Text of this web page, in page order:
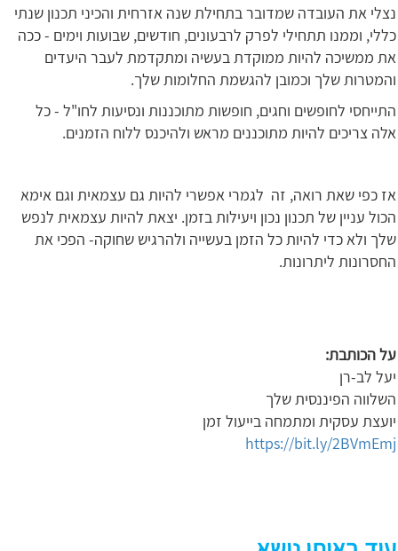
נצלי את העובדה שמדובר בתחילת שנה אזרחית והכיני תכנון שנתי
כללי, וממנו תתחילי לפרק לרבעונים, חודשים, שבועות וימים - ככה
את ממשיכה להיות ממוקדת בעשיה ומתקדמת לעבר היעדים
והמטרות שלך וכמובן להגשמת החלומות שלך.
התייחסי לחופשים וחגים, חופשות מתוכננות ונסיעות לחו"ל - כל
אלה צריכים להיות מתוכננים מראש ולהיכנס ללוח הזמנים.
אז כפי שאת רואה, זה לגמרי אפשרי להיות גם עצמאית וגם אימא
הכול עניין של תכנון נכון ויעילות בזמן. יצאת להיות עצמאית לנפש
שלך ולא כדי להיות כל הזמן בעשייה ולהרגיש שחוקה- הפכי את
החסרונות ליתרונות.
על הכותבת:
יעל לב-רן
השלווה הפיננסית שלך
יועצת עסקית ומתמחה בייעול זמן
https://bit.ly/2BVmEmj